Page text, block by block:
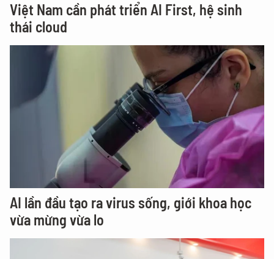
Việt Nam cần phát triển AI First, hệ sinh
thái cloud
AI lần đầu tạo ra virus sống, giới khoa học
vừa mừng vừa lo